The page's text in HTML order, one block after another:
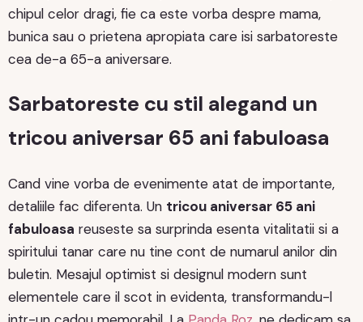
chipul celor dragi, fie ca este vorba despre mama,
bunica sau o prietena apropiata care isi sarbatoreste
cea de-a 65-a aniversare.
Sarbatoreste cu stil alegand un
tricou aniversar 65 ani fabuloasa
Cand vine vorba de evenimente atat de importante,
detaliile fac diferenta. Un tricou aniversar 65 ani
fabuloasa reuseste sa surprinda esenta vitalitatii si a
spiritului tanar care nu tine cont de numarul anilor din
buletin. Mesajul optimist si designul modern sunt
elementele care il scot in evidenta, transformandu-l